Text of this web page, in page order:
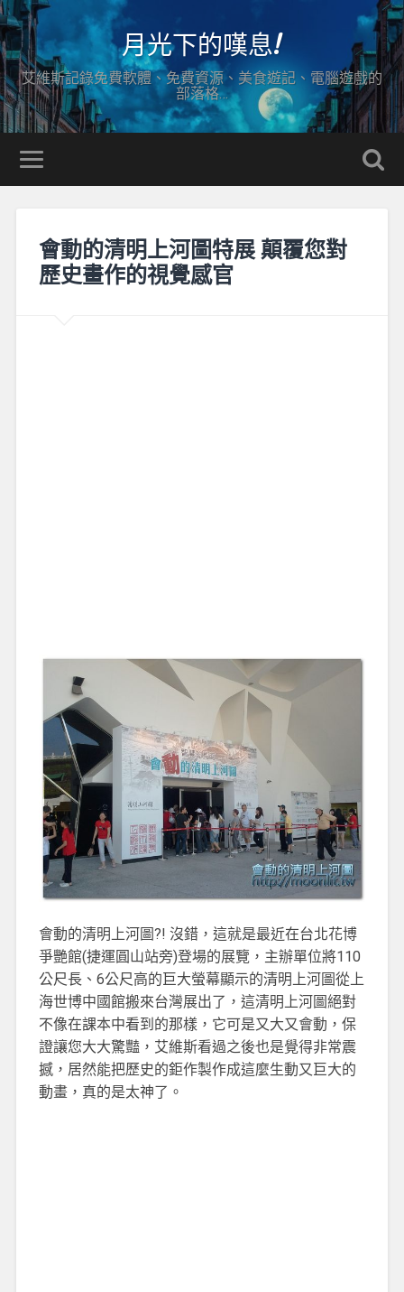
月光下的嘆息!
艾維斯記錄免費軟體、免費資源、美食遊記、電腦遊戲的
部落格…
會動的清明上河圖特展 顛覆您對
歷史畫作的視覺感官
會動的清明上河圖?! 沒錯，這就是最近在台北花博
爭艷館(捷運圓山站旁)登場的展覽，主辦單位將110
公尺長、6公尺高的巨大螢幕顯示的清明上河圖從上
海世博中國館搬來台灣展出了，這清明上河圖絕對
不像在課本中看到的那樣，它可是又大又會動，保
證讓您大大驚豔，艾維斯看過之後也是覺得非常震
撼，居然能把歷史的鉅作製作成這麼生動又巨大的
動畫，真的是太神了。